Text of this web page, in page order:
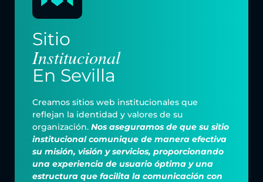
Sitio
Institucional
En Sevilla
Creamos sitios web institucionales que
reflejan la identidad y valores de su
organización. Nos aseguramos de que su sitio
institucional comunique de manera efectiva
su misión, visión y servicios, proporcionando
una experiencia de usuario óptima y una
estructura que facilita la comunicación con